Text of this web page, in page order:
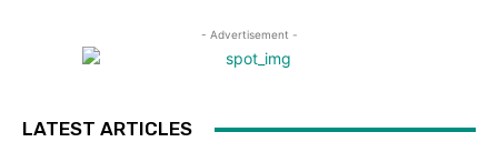
- Advertisement -
LATEST ARTICLES